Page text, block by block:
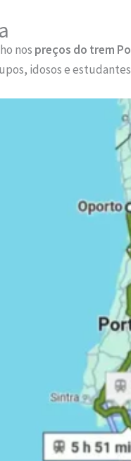
nos preços do trem
idosos e